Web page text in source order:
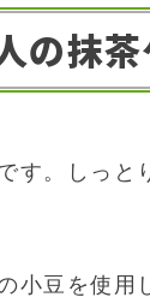
の抹
す。しっと
小豆を使用